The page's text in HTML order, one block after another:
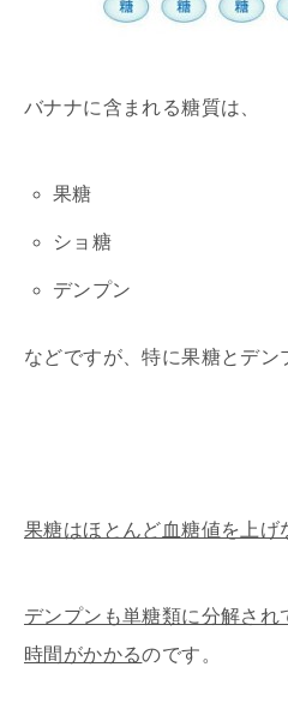
バナナに含まれる糖質は、
果糖
ショ糖
デンプン
などですが、特に果糖とデン
果糖はほとんど血糖値を上げ
デンプンも単糖類に分解され
時間がかかるのです。